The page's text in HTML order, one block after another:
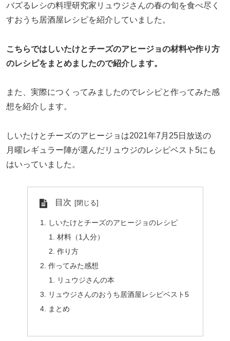
バズるレシの料理研究家リュウジさんの春の旬を食べ尽く
すおうち居酒屋レシピを紹介していました。
こちらではしいたけとチーズのアヒージョの材料や作り方
のレシピをまとめましたので紹介します。
また、実際につくってみましたのでレシピと作ってみた感
想を紹介します。
しいたけとチーズのアヒージョは2021年7月25日放送の
月曜レギュラー陣が選んだリュウジのレシピベスト5にも
はいっていました。
目次
しいたけとチーズのアヒージョのレシピ
材料（1人分）
作り方
作ってみた感想
リュウジさんの本
リュウジさんのおうち居酒屋レシピベスト5
まとめ